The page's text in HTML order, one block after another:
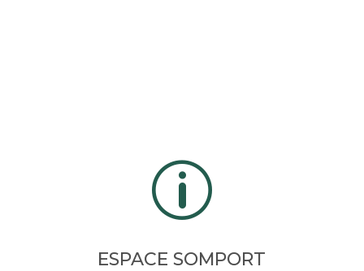
p
ESPACE SOMPORT